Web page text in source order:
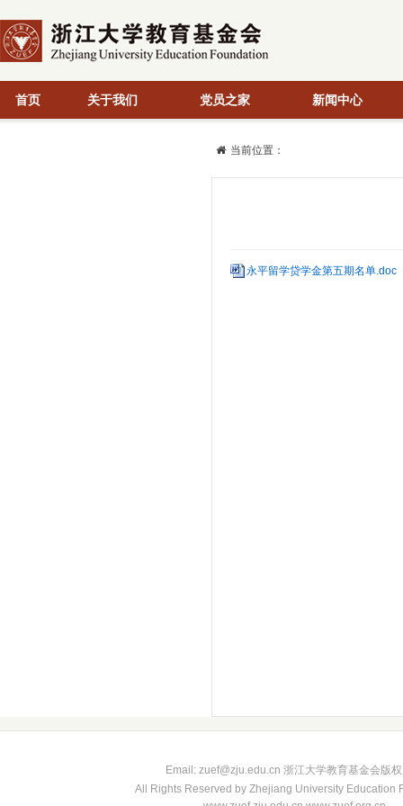
首页 关于我们 党员之家 新闻中心
当前位置：
永平留学贷学金第五期名单.doc
Email: zuef@zju.edu.cn 浙江大学教育基金会版
All Rights Reserved by Zhejiang University Education